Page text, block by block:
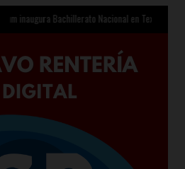
Bachillerato Nacional en Texcoco y anuncia 400